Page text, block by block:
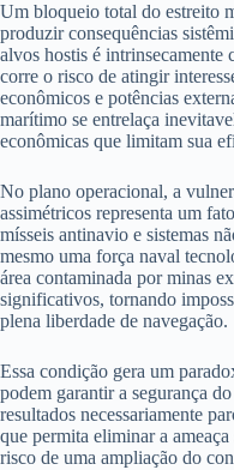
Um bloqueio total do estreito
produzir consequências
alvos hostis é intrinsecamente
corre o risco de atingir
econômicos e potências
marítimo se entrelaça
econômicas que limitam sua
No plano operacional, a
assimétricos representa um
mísseis antinavio e sistemas
mesmo uma força naval
área contaminada por minas
significativos, tornando
plena liberdade de navegação.
Essa condição gera um
podem garantir a segurança
resultados necessariamente
que permita eliminar a
risco de uma ampliação do